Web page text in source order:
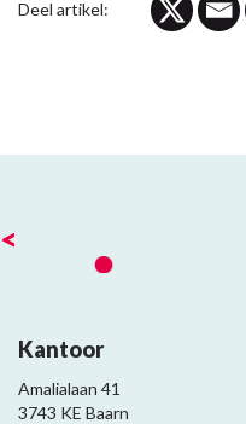
Deel artikel:
<
Kantoor
Amalialaan 41
3743 KE Baarn